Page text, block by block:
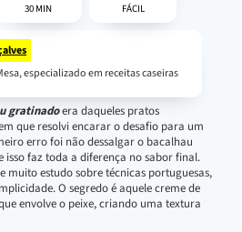
30 MIN FÁCIL
especializado em receitas caseiras
gratinadoera daqueles pratos
que resolvi encarar o desafio para um
erro foi não dessalgar o bacalhau
faz toda a diferença no sabor final.
muito estudo sobre técnicas portuguesas,
O segredo é aquele creme de
envolve o peixe, criando uma textura